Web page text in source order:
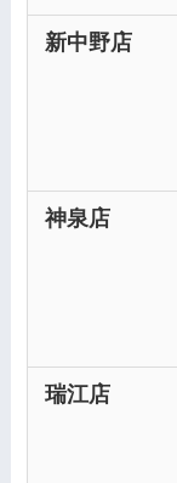
新中野店
神泉店
瑞江店